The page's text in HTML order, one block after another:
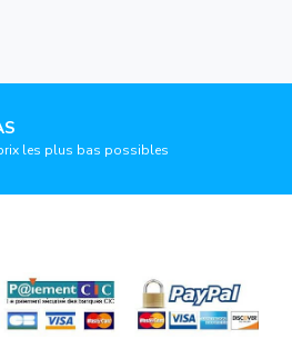
les plus bas possibles